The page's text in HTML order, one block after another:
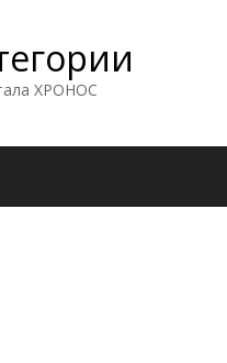
ХРОНОС